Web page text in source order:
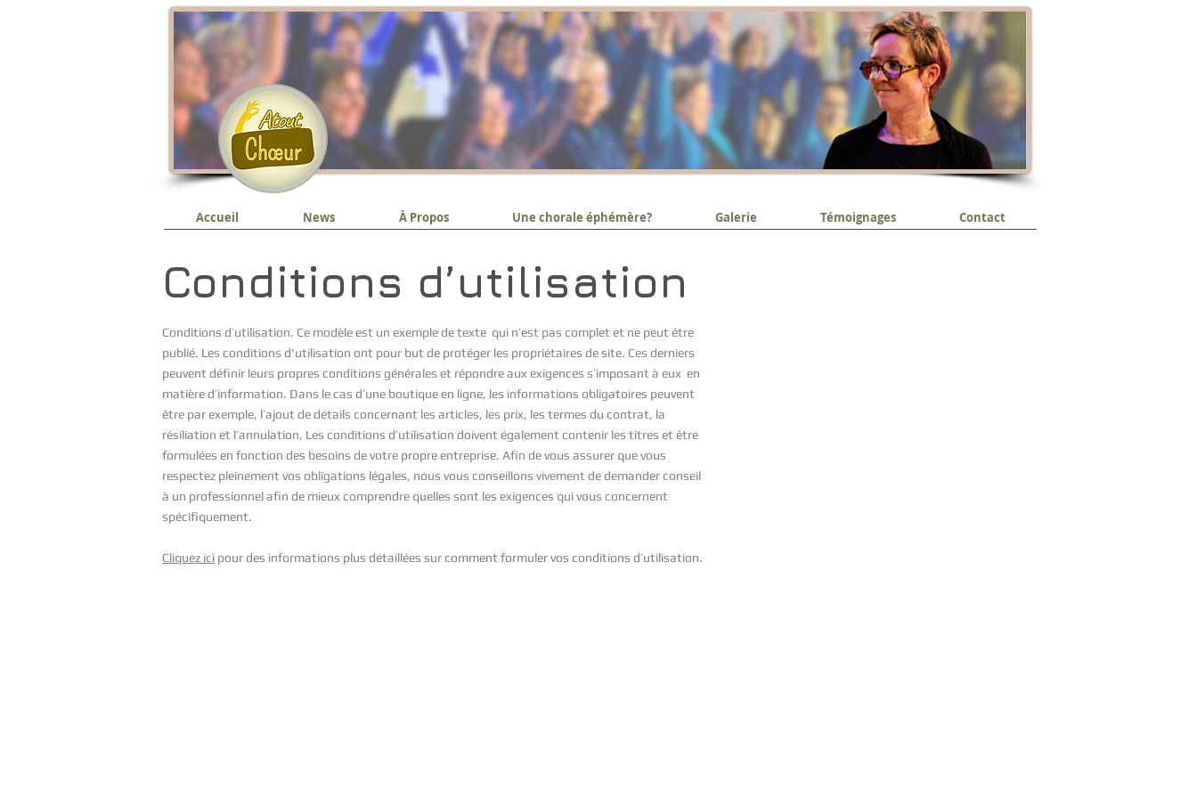
Accueil News À Propos Une chorale éphémère? Galerie Témoignages Contact
Conditions d’utilisation
Conditions d’utilisation. Ce modèle est un exemple de texte qui n’est pas complet et ne peut être
publié. Les conditions d'utilisation ont pour but de protéger les propriétaires de site. Ces derniers
peuvent définir leurs propres conditions générales et répondre aux exigences s’imposant à eux en
matière d’information. Dans le cas d’une boutique en ligne, les informations obligatoires peuvent
être par exemple, l’ajout de détails concernant les articles, les prix, les termes du contrat, la
résiliation et l’annulation, Les conditions d’utilisation doivent également contenir les titres et être
formulées en fonction des besoins de votre propre entreprise. Afin de vous assurer que vous
respectez pleinement vos obligations légales, nous vous conseillons vivement de demander conseil
à un professionnel afin de mieux comprendre quelles sont les exigences qui vous concernent
spécifiquement.
Cliquez ici pour des informations plus détaillées sur comment formuler vos conditions d’utilisation.